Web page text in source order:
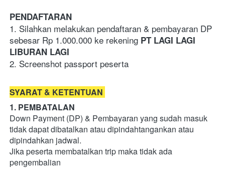
PENDAFTARAN
1. Silahkan melakukan pendaftaran & pembayaran DP
sebesar Rp 1.000.000 ke rekening PT LAGI LAGI
LIBURAN LAGI
2. Screenshot passport peserta
SYARAT & KETENTUAN
1. PEMBATALAN
Down Payment (DP) & Pembayaran yang sudah masuk
tidak dapat dibatalkan atau dipindahtangankan atau
dipindahkan jadwal.
Jika peserta membatalkan trip maka tidak ada
pengembalian